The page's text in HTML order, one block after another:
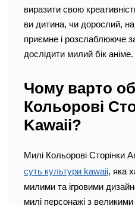
виразити свою
ви дитина, чи дорослий,
приємне і розслаблююче
дослідити милий бік аніме.
Чому варто
Кольорові
Kawaii?
Милі Кольорові Сторінки
суть культури kawaii, яка
милими та ігровими
милі персонажі з